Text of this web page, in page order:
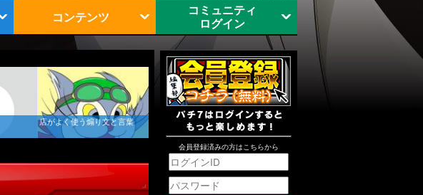
コンテンツ
コミュニティ
ログイン
店がよく使う煽り文と言葉
会員登録済みの方はこちらから